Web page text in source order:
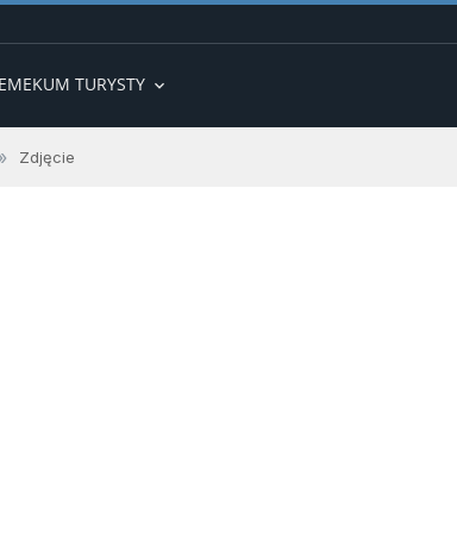
TURYSTY expand_more
Zdjęcie